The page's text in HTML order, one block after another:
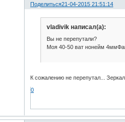
Поделиться21-04-2015 21:51:14
vladivik написал(а):
Вы не перепутали?
Моя 40-50 ват нонейм
К сожалению не перепутал...
0